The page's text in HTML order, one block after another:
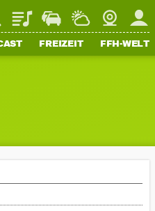
PlaylistStaupilotWetterWebcamMein
FREIZEIT FFH-WELT